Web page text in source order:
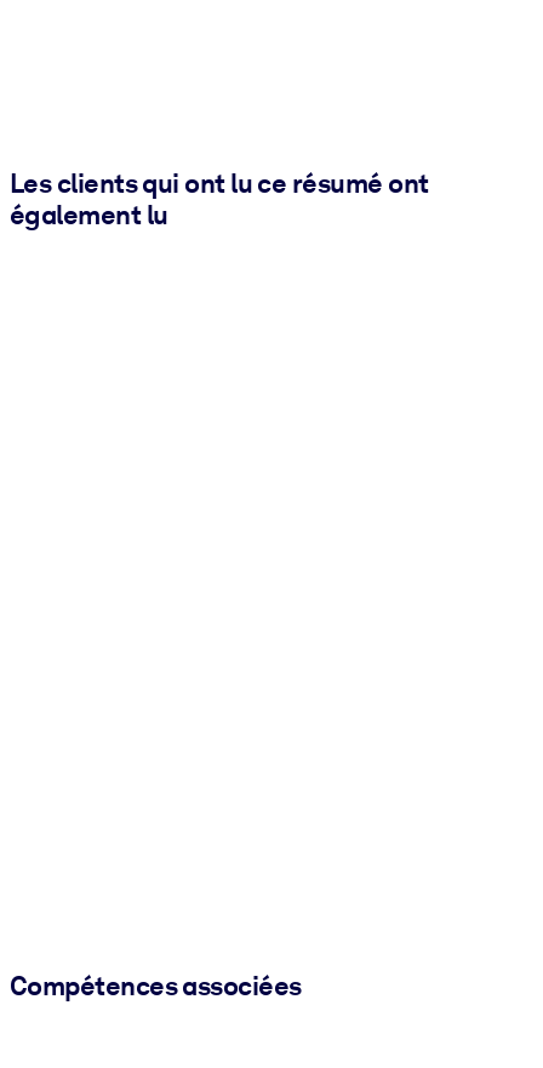
Les clients qui ont lu ce résumé ont
également lu
Compétences associées